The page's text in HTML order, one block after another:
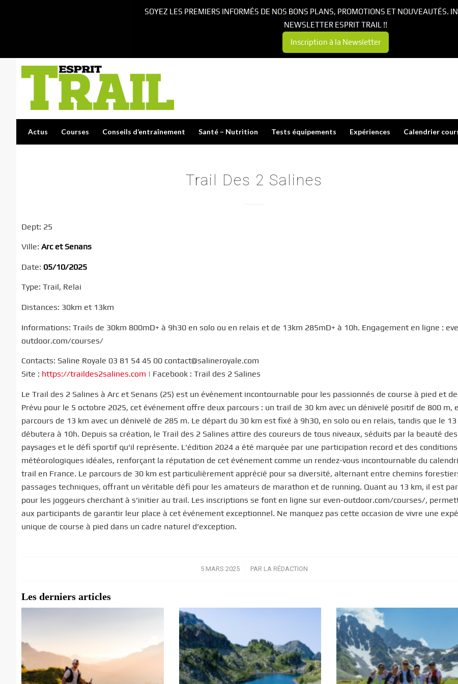
Actus Courses Conseils d’entraînement Santé – Nutrition Tests équipements Expériences Calendrier
Trail Des 2 Salines
Dept: 25
Ville: Arc et Senans
Date: 05/10/2025
Type: Trail, Relai
Distances: 30km et 13km
Informations: Trails de 30km 800mD+ à 9h30 en solo ou en relais et de 13km 285mD+ à 10h. Engagement en ligne :
outdoor.com/courses/
Contacts: Saline Royale 03 81 54 45 00 contact@salineroyale.com
Site : https://traildes2salines.com | Facebook : Trail des 2 Salines
Le Trail des 2 Salines à Arc et Senans (25) est un événement incontournable pour les passionnés de course à pied et
Prévu pour le 5 octobre 2025, cet événement offre deux parcours : un trail de 30 km avec un dénivelé positif de 800 m,
parcours de 13 km avec un dénivelé de 285 m. Le départ du 30 km est fixé à 9h30, en solo ou en relais, tandis que le 13
débutera à 10h. Depuis sa création, le Trail des 2 Salines attire des coureurs de tous niveaux, séduits par la beauté des
paysages et le défi sportif qu’il représente. L’édition 2024 a été marquée par une participation record et des conditions
météorologiques idéales, renforçant la réputation de cet événement comme un rendez-vous incontournable du
trail en France. Le parcours de 30 km est particulièrement apprécié pour sa diversité, alternant entre chemins
passages techniques, offrant un véritable défi pour les amateurs de marathon et de running. Quant au 13 km, il est
pour les joggeurs cherchant à s’initier au trail. Les inscriptions se font en ligne sur even-outdoor.com/courses/,
aux participants de garantir leur place à cet événement exceptionnel. Ne manquez pas cette occasion de vivre une
unique de course à pied dans un cadre naturel d’exception.
5 MARS 2025
/ PAR LA RÉDACTION
Les derniers articles
SOYEZ LES PREMIERS INFORMÉS DE NOS BONS PLANS, PROMOTIONS ET NOUVEAUTÉS.
NEWSLETTER ESPRIT TRAIL !!
Inscription à la Newsletter